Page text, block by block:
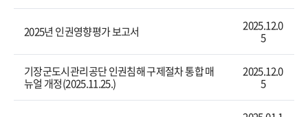
2025년 인권영향평가 보고서
2025.12.0
5
기장군도시관리공단 인권침해 구제절차 통합 매
뉴얼 개정(2025.11.25.)
2025.12.0
5